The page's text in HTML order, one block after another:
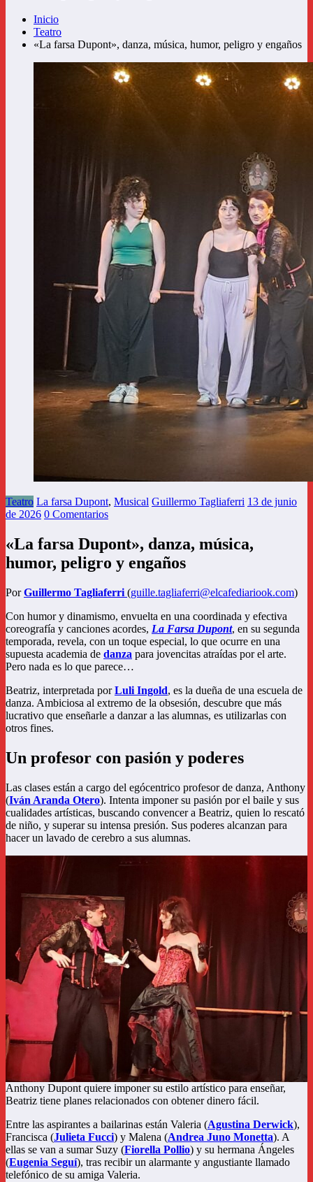
Inicio
Teatro
«La farsa Dupont», danza, música, humor, peligro y engaños
Teatro La farsa Dupont, Musical Guillermo Tagliaferri 13 de junio
de 2026 0 Comentarios
«La farsa Dupont», danza, música,
humor, peligro y engaños
PorGuillermo Tagliaferri (guille.tagliaferri@elcafediariook.com)
Con humor y dinamismo, envuelta en una coordinada y efectiva
coreografía y canciones acordes, La Farsa Dupont, en su segunda
temporada, revela, con un toque especial, lo que ocurre en una
supuesta academia de danza para jovencitas atraídas por el arte.
Pero nada es lo que parece…
Beatriz, interpretada porLuli Ingold, es la dueña de una escuela de
danza. Ambiciosa al extremo de la obsesión, descubre que más
lucrativo que enseñarle a danzar a las alumnas, es utilizarlas con
otros fines.
Un profesor con pasión y poderes
Las clases están a cargo del egócentrico profesor de danza, Anthony
(Iván Aranda Otero). Intenta imponer su pasión por el baile y sus
cualidades artísticas, buscando convencer a Beatriz, quien lo rescató
de niño, y superar su intensa presión. Sus poderes alcanzan para
hacer un lavado de cerebro a sus alumnas.
Anthony Dupont quiere imponer su estilo artístico para enseñar,
Beatriz tiene planes relacionados con obtener dinero fácil.
Entre las aspirantes a bailarinas están Valeria (Agustina Derwick),
Francisca (Julieta Fucci) y Malena (Andrea Juno Monetta). A
ellas se van a sumar Suzy (Fiorella Pollio) y su hermana Ángeles
(Eugenia Seguí), tras recibir un alarmante y angustiante llamado
telefónico de su amiga Valeria.